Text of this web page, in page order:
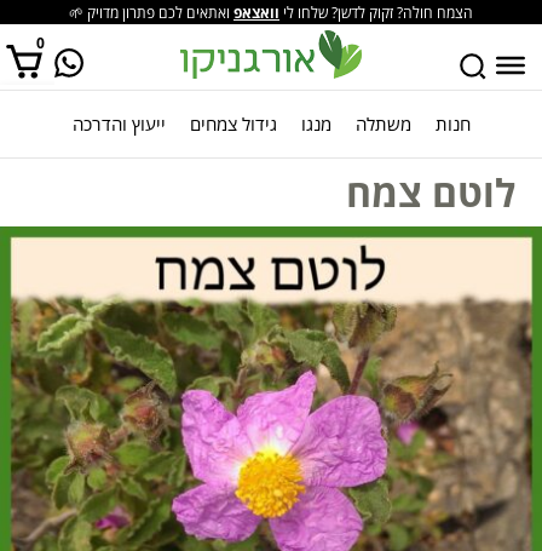
הצמח חולה? זקוק לדשן? שלחו לי וואצאפ ואתאים לכם פתרון מדויק 🌱
0
אין מוצרים בסל הקניות. חנות משתלה מנגו גידול צמחים ייעוץ והדרכה
לוטם צמח